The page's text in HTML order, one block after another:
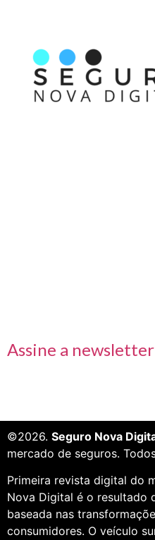
Assine a newsletter
©2026. Seguro Nova
mercado de seguros.
Primeira revista digital do
Nova Digital é o resultado
baseada nas
consumidores. O veículo